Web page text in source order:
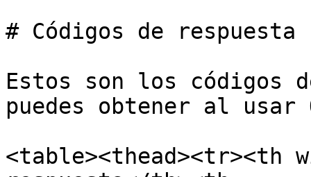
# Códigos de respuesta
Estos son los códigos
puedes obtener al usar
<table><thead><tr><th